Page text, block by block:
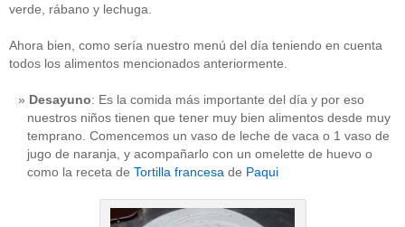
verde, rábano y lechuga.
Ahora bien, como sería nuestro menú del día teniendo en cuenta
todos los alimentos mencionados anteriormente.
Desayuno: Es la comida más importante del día y por eso
nuestros niños tienen que tener muy bien alimentos desde muy
temprano. Comencemos un vaso de leche de vaca o 1 vaso de
jugo de naranja, y acompañarlo con un omelette de huevo o
como la receta de Tortilla francesa de Paqui